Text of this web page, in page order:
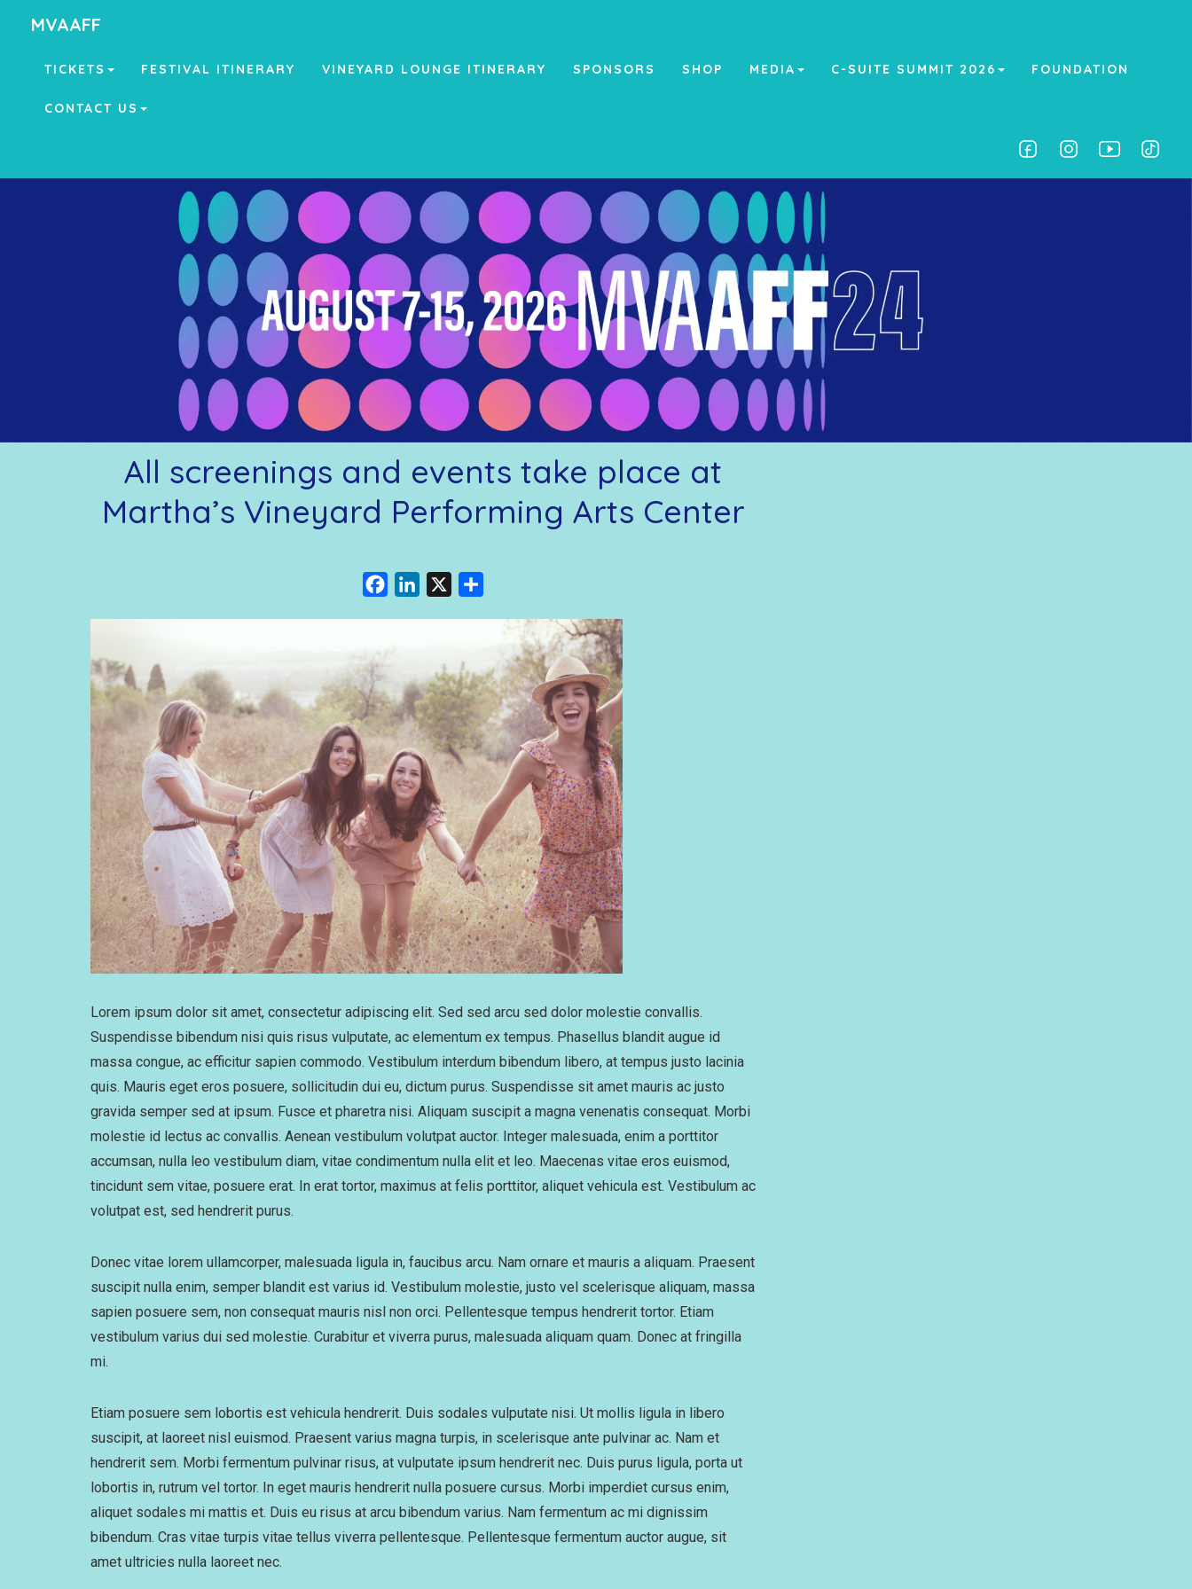
MVAAFF
TICKETS FESTIVAL ITINERARY VINEYARD LOUNGE ITINERARY SPONSORS SHOP MEDIA C-SUITE SUMMIT 2026 FOUNDATION
CONTACT US
All screenings and events take place at
Martha’s Vineyard Performing Arts Center
FacebookLinkedIn
Lorem ipsum dolor sit amet, consectetur adipiscing elit. Sed sed arcu sed dolor molestie convallis.
Suspendisse bibendum nisi quis risus vulputate, ac elementum ex tempus. Phasellus blandit augue id
massa congue, ac efficitur sapien commodo. Vestibulum interdum bibendum libero, at tempus justo lacinia
quis. Mauris eget eros posuere, sollicitudin dui eu, dictum purus. Suspendisse sit amet mauris ac justo
gravida semper sed at ipsum. Fusce et pharetra nisi. Aliquam suscipit a magna venenatis consequat. Morbi
molestie id lectus ac convallis. Aenean vestibulum volutpat auctor. Integer malesuada, enim a porttitor
accumsan, nulla leo vestibulum diam, vitae condimentum nulla elit et leo. Maecenas vitae eros euismod,
tincidunt sem vitae, posuere erat. In erat tortor, maximus at felis porttitor, aliquet vehicula est. Vestibulum ac
volutpat est, sed hendrerit purus.
Donec vitae lorem ullamcorper, malesuada ligula in, faucibus arcu. Nam ornare et mauris a aliquam. Praesent
suscipit nulla enim, semper blandit est varius id. Vestibulum molestie, justo vel scelerisque aliquam, massa
sapien posuere sem, non consequat mauris nisl non orci. Pellentesque tempus hendrerit tortor. Etiam
vestibulum varius dui sed molestie. Curabitur et viverra purus, malesuada aliquam quam. Donec at fringilla
mi.
Etiam posuere sem lobortis est vehicula hendrerit. Duis sodales vulputate nisi. Ut mollis ligula in libero
suscipit, at laoreet nisl euismod. Praesent varius magna turpis, in scelerisque ante pulvinar ac. Nam et
hendrerit sem. Morbi fermentum pulvinar risus, at vulputate ipsum hendrerit nec. Duis purus ligula, porta ut
lobortis in, rutrum vel tortor. In eget mauris hendrerit nulla posuere cursus. Morbi imperdiet cursus enim,
aliquet sodales mi mattis et. Duis eu risus at arcu bibendum varius. Nam fermentum ac mi dignissim
bibendum. Cras vitae turpis vitae tellus viverra pellentesque. Pellentesque fermentum auctor augue, sit
amet ultricies nulla laoreet nec.